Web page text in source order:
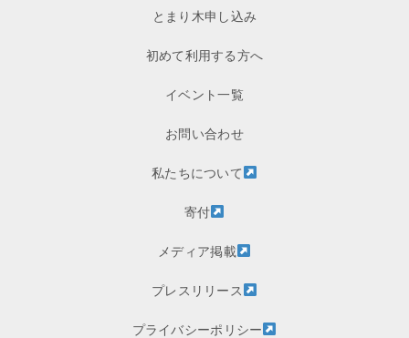
とまり木申し込み
初めて利用する方へ
イベント一覧
お問い合わせ
私たちについて
寄付
メディア掲載
プレスリリース
プライバシーポリシー